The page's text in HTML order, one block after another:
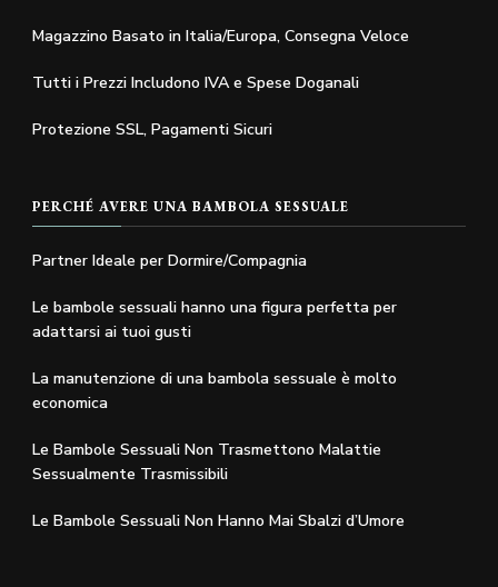
Magazzino Basato in Italia/Europa, Consegna Veloce
Tutti i Prezzi Includono IVA e Spese Doganali
Protezione SSL, Pagamenti Sicuri
PERCHÉ AVERE UNA BAMBOLA SESSUALE
Partner Ideale per Dormire/Compagnia
Le bambole sessuali hanno una figura perfetta per
adattarsi ai tuoi gusti
La manutenzione di una bambola sessuale è molto
economica
Le Bambole Sessuali Non Trasmettono Malattie
Sessualmente Trasmissibili
Le Bambole Sessuali Non Hanno Mai Sbalzi d’Umore